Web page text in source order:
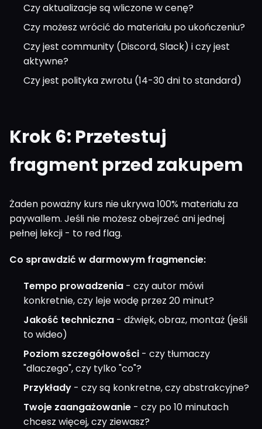
Czy aktualizacje są wliczone w cenę?
Czy możesz wrócić do materiału po ukończeniu?
Czy jest community (Discord, Slack) i czy jest
aktywne?
Czy jest polityka zwrotu (14-30 dni to standard)
Krok 6: Przetestuj
fragment przed zakupem
Żaden poważny kurs nie ukrywa 100% materiału za
paywallem. Jeśli nie możesz obejrzeć ani jednej
pełnej lekcji - to red flag.
Co sprawdzić w darmowym fragmencie:
Tempo prowadzenia - czy autor mówi
konkretnie, czy leje wodę przez 20 minut?
Jakość techniczna - dźwięk, obraz, montaż (jeśli
to wideo)
Poziom szczegółowości - czy tłumaczy
"dlaczego", czy tylko "co"?
Przykłady - czy są konkretne, czy abstrakcyjne?
Twoje zaangażowanie - czy po 10 minutach
chcesz więcej, czy ziewasz?